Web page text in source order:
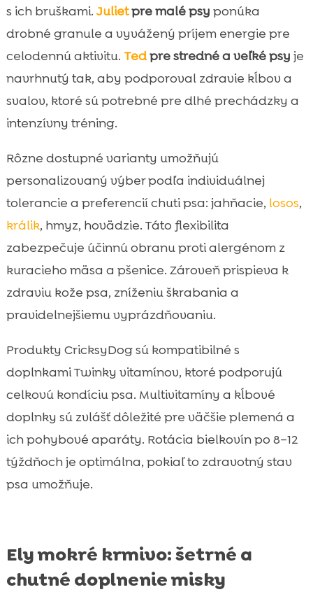
s ich bruškami. Julietpre malé psy ponúka
drobné granule a vyvážený príjem energie pre
celodennú aktivitu. Tedpre stredné a veľké psy je
navrhnutý tak, aby podporoval zdravie kĺbov a
svalov, ktoré sú potrebné pre dlhé prechádzky a
intenzívny tréning.
Rôzne dostupné varianty umožňujú
personalizovaný výber podľa individuálnej
tolerancie a preferencií chuti psa: jahňacie, losos,
králik, hmyz, hovädzie. Táto flexibilita
zabezpečuje účinnú obranu proti alergénom z
kuracieho mäsa a pšenice. Zároveň prispieva k
zdraviu kože psa, zníženiu škrabania a
pravidelnejšiemu vyprázdňovaniu.
Produkty CricksyDog sú kompatibilné s
doplnkami Twinky vitamínov, ktoré podporujú
celkovú kondíciu psa. Multivitamíny a kĺbové
doplnky sú zvlášť dôležité pre väčšie plemená a
ich pohybové aparáty. Rotácia bielkovín po 8–12
týždňoch je optimálna, pokiaľ to zdravotný stav
psa umožňuje.
Ely mokré krmivo: šetrné a
chutné doplnenie misky